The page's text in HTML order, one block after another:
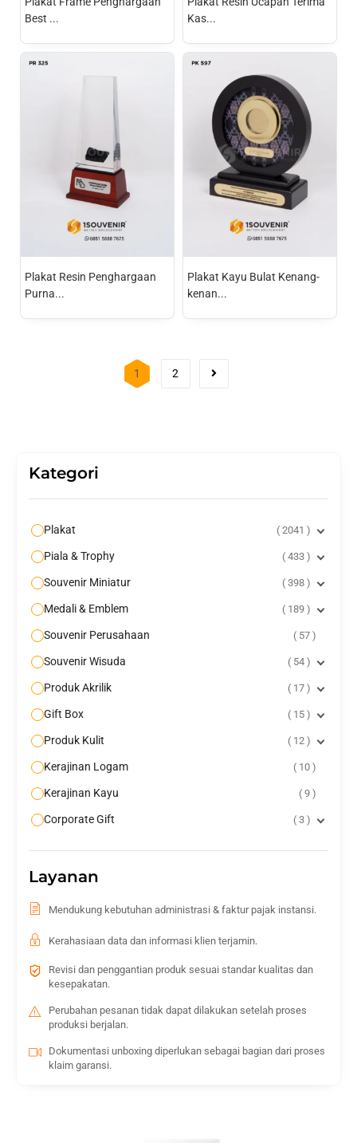
Best ...
Kas...
Plakat Resin Penghargaan
Purna...
Plakat Kayu Bulat Kenang-
kenan...
1 2
Kategori
Plakat 2041
Piala & Trophy 433
Souvenir Miniatur 398
Medali & Emblem 189
Souvenir Perusahaan 57
Souvenir Wisuda 54
Produk Akrilik 17
Gift Box 15
Produk Kulit 12
Kerajinan Logam 10
Kerajinan Kayu 9
Corporate Gift 3
Layanan
Mendukung kebutuhan administrasi & faktur pajak instansi.
Kerahasiaan data dan informasi klien terjamin.
Revisi dan penggantian produk sesuai standar kualitas dan
kesepakatan.
Perubahan pesanan tidak dapat dilakukan setelah proses
produksi berjalan.
Dokumentasi unboxing diperlukan sebagai bagian dari proses
klaim garansi.